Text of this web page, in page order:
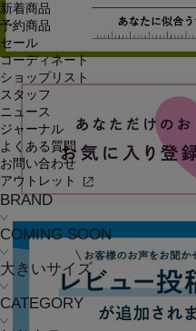
新着商品
予約商品
セール
コーディネート
ショップリスト
スタッフ
ニュース
ジャーナル
よくある質問
お問い合わせ
アウトレット
BRAND
COMING SOON
大きいサイズ
CATEGORY